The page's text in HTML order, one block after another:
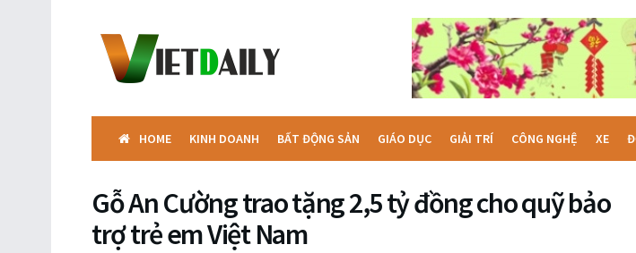
HOME KINH DOANH BẤT ĐỘNG SẢN GIÁO DỤC GIẢI TRÍ CÔNG NGHỆ XE
Gỗ An Cường trao tặng 2,5 tỷ đồng cho quỹ bảo
trợ trẻ em Việt Nam